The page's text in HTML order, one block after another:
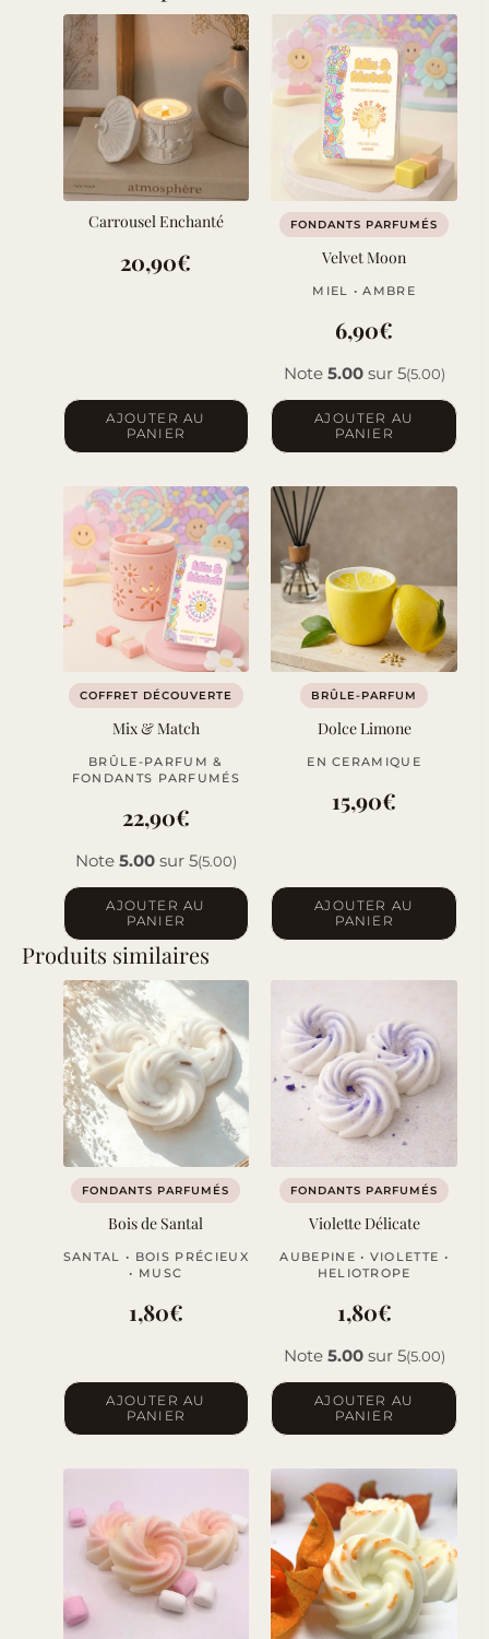
Carrousel Enchanté
20,90€
AJOUTER AU
PANIER
FONDANTS PARFUMÉS
Velvet Moon
MIEL • AMBRE
6,90€
Note 5.00sur 5(5.00)
AJOUTER AU
PANIER
COFFRET DÉCOUVERTE
Mix & Match
BRÛLE-PARFUM &
FONDANTS PARFUMÉS
22,90€
Note 5.00sur 5(5.00)
AJOUTER AU
PANIER
BRÛLE-PARFUM
Dolce Limone
EN CERAMIQUE
15,90€
AJOUTER AU
PANIER
Produits similaires
FONDANTS PARFUMÉS
Bois de Santal
SANTAL • BOIS PRÉCIEUX
• MUSC
1,80€
AJOUTER AU
PANIER
FONDANTS PARFUMÉS
Violette Délicate
AUBEPINE • VIOLETTE •
HELIOTROPE
1,80€
Note 5.00sur 5(5.00)
AJOUTER AU
PANIER